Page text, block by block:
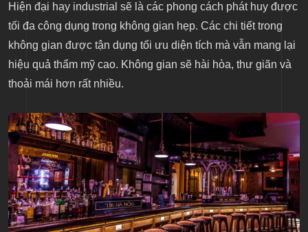
Hiện đại hay industrial sẽ là các phong cách phát huy được
tối đa công dụng trong không gian hẹp. Các chi tiết trong
không gian được tận dụng tối ưu diện tích mà vẫn mang lại
hiệu quả thẩm mỹ cao. Không gian sẽ hài hòa, thư giãn và
thoải mái hơn rất nhiều.